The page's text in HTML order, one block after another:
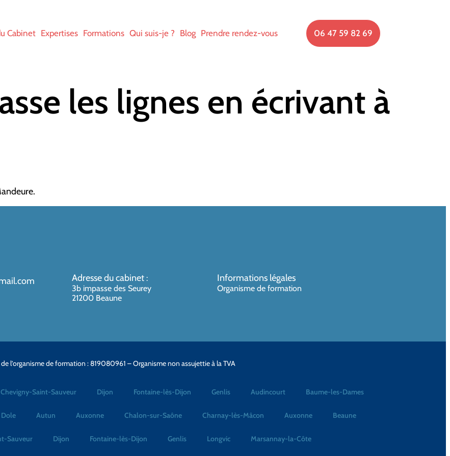
Cabinet Expertises Formations Qui suis-je ? Blog Prendre rendez-vous 06 47 59 82 69
les lignes en écrivant à
Adresse du cabinet:
3b impasse des Seurey
21200 Beaune
Informations légales
Organisme de formation
de l’organisme de formation : 819080961 – Organisme non assujettie à la TVA
Chevigny-Saint-Sauveur Dijon Fontaine-lès-Dijon Genlis Audincourt Baume-les-Dames
Dole Autun Auxonne Chalon-sur-Saône Charnay-lès-Mâcon Auxonne Beaune
Sauveur Dijon Fontaine-lès-Dijon Genlis Longvic Marsannay-la-Côte